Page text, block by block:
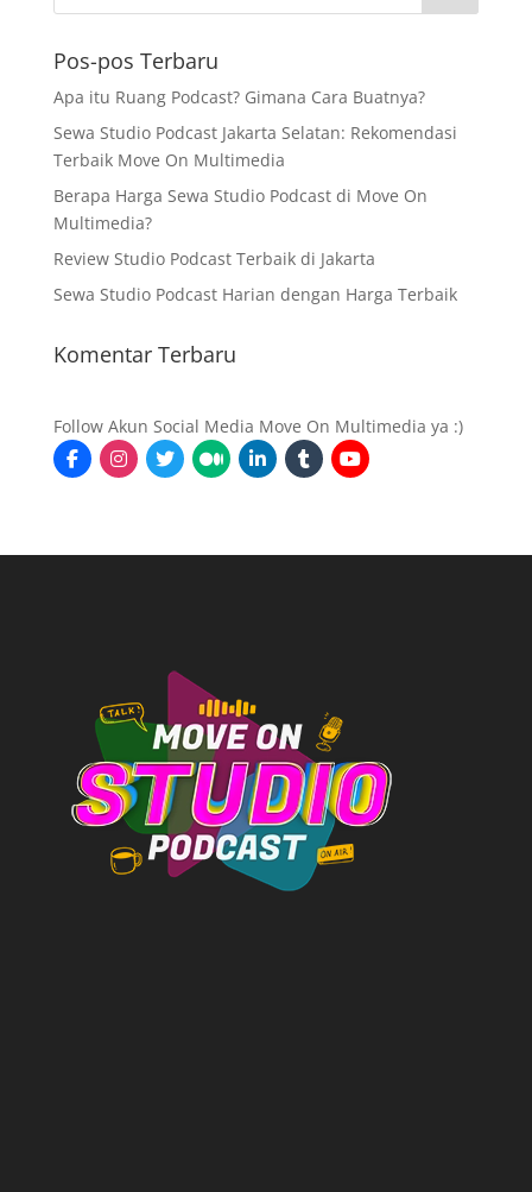
Pos-pos Terbaru
Apa itu Ruang Podcast? Gimana Cara Buatnya?
Sewa Studio Podcast Jakarta Selatan: Rekomendasi
Terbaik Move On Multimedia
Berapa Harga Sewa Studio Podcast di Move On
Multimedia?
Review Studio Podcast Terbaik di Jakarta
Sewa Studio Podcast Harian dengan Harga Terbaik
Komentar Terbaru
Follow Akun Social Media Move On Multimedia ya :)